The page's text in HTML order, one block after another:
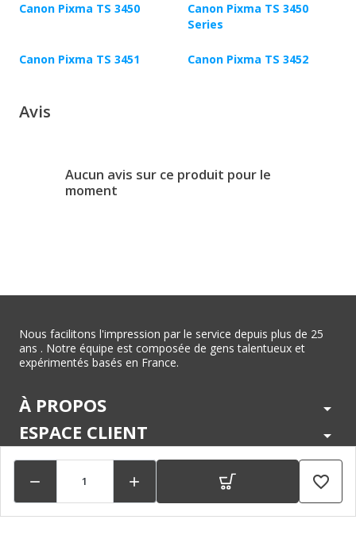
  favorite_border
Canon Pixma TS 3450
Canon Pixma TS 3450
Series
Canon Pixma TS 3451 Canon Pixma TS 3452
Avis
Aucun avis sur ce produit pour le
moment
Nous facilitons l'impression par le service depuis plus de 25
ans . Notre équipe est composée de gens talentueux et
expérimentés basés en France.
À PROPOS arrow_drop_down
ESPACE CLIENT arrow_drop_down
CENTRE D'AIDE arrow_drop_down
LÉGAL arrow_drop_down
MARQUES arrow_drop_down